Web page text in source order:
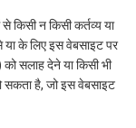
किसी न किसी कर्तव्य या
या के लिए इस वेबसाइट पर
को सलाह देने या किसी भी
सकता है, जो इस वेबसाइट